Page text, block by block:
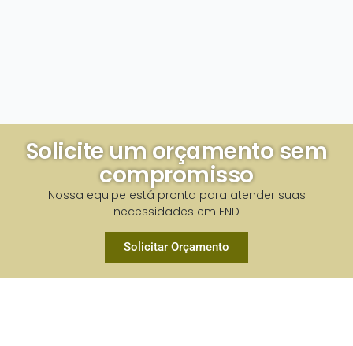
Solicite um orçamento sem
compromisso​
Nossa equipe está pronta para atender suas
necessidades em END​
Solicitar Orçamento